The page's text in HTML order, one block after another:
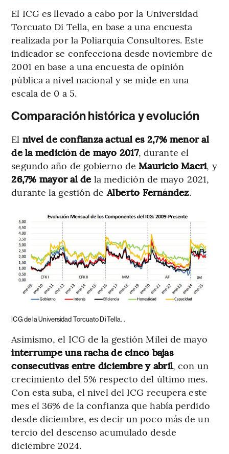
El ICG es llevado a cabo por la Universidad
Torcuato Di Tella, en base a una encuesta
realizada por la Poliarquía Consultores. Este
indicador se confecciona desde noviembre de
2001 en base a una encuesta de opinión
pública a nivel nacional y se mide en una
escala de 0 a 5.
Comparación histórica y evolución
El nivel de confianza actual es 2,7% menor al
de la medición de mayo 2017, durante el
segundo año de gobierno deMauricio Macri, y
26,7% mayor al de la medición de mayo 2021,
durante la gestión deAlberto Fernández.
ICG de la Universidad Torcuato Di Tella. .
Asimismo, el ICG de la gestión Milei de mayo
interrumpe una racha de cinco bajas
consecutivas entre diciembre y abril, con un
crecimiento del 5% respecto del último mes.
Con esta suba, el nivel del ICG recupera este
mes el 36% de la confianza que había perdido
desde diciembre, es decir un poco más de un
tercio del descenso acumulado desde
diciembre 2024.